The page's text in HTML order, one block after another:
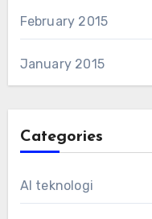
February 2015
January 2015
Categories
AI teknologi